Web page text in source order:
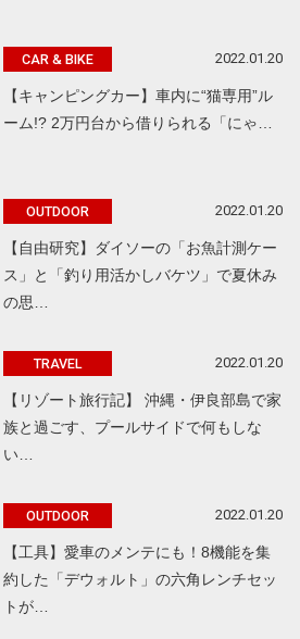
CAR & BIKE 2022.01.20
【キャンピングカー】車内に“猫専用”ル
ーム!? 2万円台から借りられる「にゃ…
OUTDOOR 2022.01.20
【自由研究】ダイソーの「お魚計測ケー
ス」と「釣り用活かしバケツ」で夏休み
の思…
TRAVEL 2022.01.20
【リゾート旅行記】 沖縄・伊良部島で家
族と過ごす、プールサイドで何もしな
い…
OUTDOOR 2022.01.20
【工具】愛車のメンテにも！8機能を集
約した「デウォルト」の六角レンチセッ
トが…